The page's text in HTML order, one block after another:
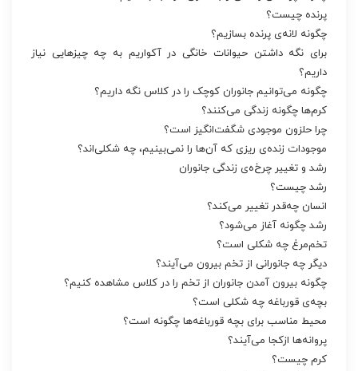
پرنده چیست؟
چگونه لانه‌ی پرنده بسازیم؟
برای نگه داشتن حیوانات خانگی در آکواریم به چه چیزهایی نیاز
داریم؟
چگونه می‌توانیم جانوران کوچک را در کلاس نگه داریم؟
کرم‌ها چگونه زندگی می‌کنند؟
چرا حلزون موجودی شگفت‌انگیز است؟
موجودات زند‌ه‌ی ریزی که آن‌ها را نمی‌بینیم، چه شکلی‌اند؟
رشد و تغییر چرخ‌ه‌ی زندگی جانوران
رشد چیست؟
انسان چه‌قدر تغییر می‌کند؟
رشد چگونه آغاز می‌شود؟
تخم‌مرغ چه شکلی است؟
دیگر چه جانورانی از تخم بیرون می‌آیند؟
چگونه بیرون آمدن جانوران از تخم را در کلاس مشاهده کنیم؟
بچه‌ی‌ قورباغه چه شکلی است؟
محیط مناسب برای بچه قورباغه‌ها چگونه است؟
پروانه‌ها ازکجا می‌آیند؟
کرم چیست؟